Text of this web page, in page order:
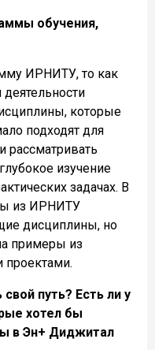
обучения,
ИРНИТУ, то как
которые
подходят для
рассматривать
изучение
задачах. В
из ИРНИТУ
дисциплины, но
примеры из
проектами.
путь? Есть ли у
хотел бы
в Эн+ Диджитал